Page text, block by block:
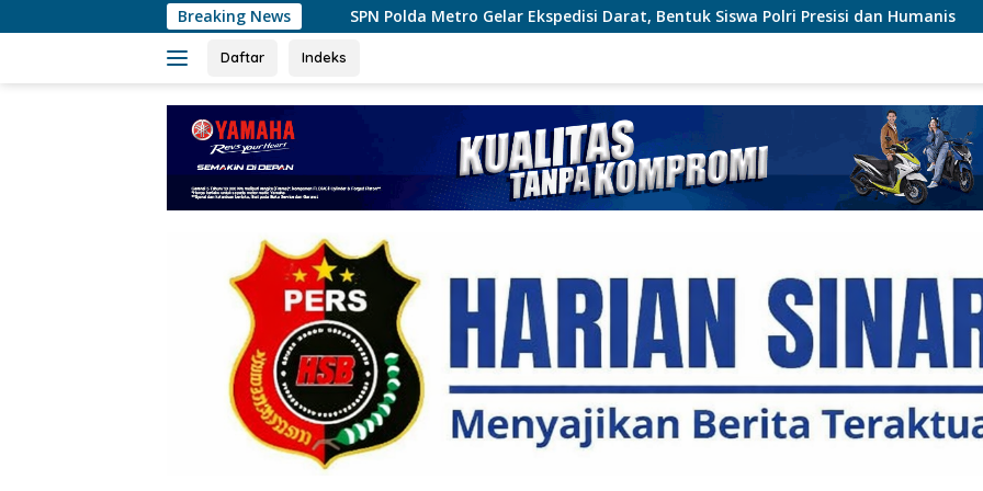
ke
Breaking News
SPN Polda Metro Gelar Ekspedisi Darat, Bentuk Siswa Polri Presisi dan Humanis Tim Gabungan
Daftar Indeks